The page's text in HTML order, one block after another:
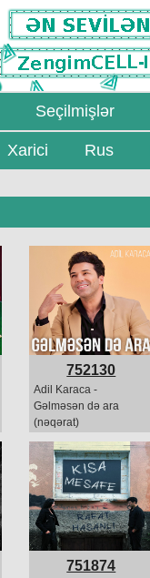
Seçilmişlər
Xarici Rus
752130
Adil Karaca -
Gəlməsən də ara
(nəqərat)
751874